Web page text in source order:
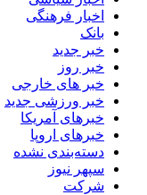
اخبار فرهنگی
بانک
خبر جدید
خبر روز
خبر های خارجی
خبر ورزشی جدید
خبرهای آمریکا
خبرهای اروپا
دسته‌بندی نشده
سپهر نیوز
شرکت